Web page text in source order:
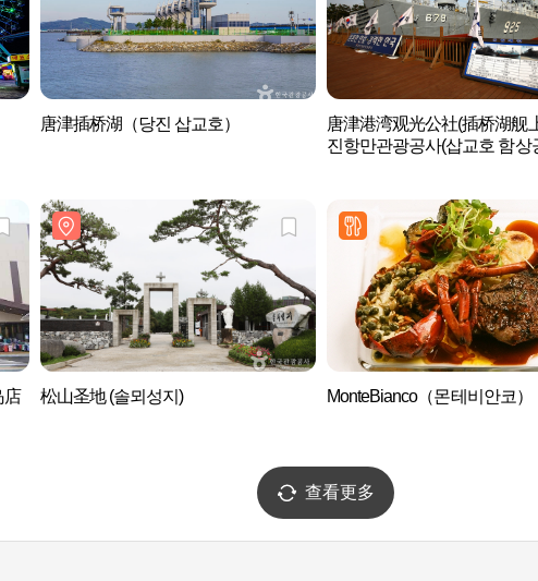
唐津插桥湖（당진 삽교호）
唐津港湾观光公社(插桥湖舰
진항만관광공사(삽교호 함상
店
松山圣地 (솔뫼성지) MonteBianco（몬테비안코）
查看更多